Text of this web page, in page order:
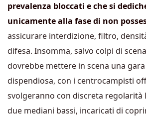
prevalenza bloccati e che si
unicamente alla fase di non
assicurare interdizione, filtro,
difesa. Insomma, salvo colpi di
dovrebbe mettere in scena una
dispendiosa, con i centrocampisti
svolgeranno con discreta regolarità
due mediani bassi, incaricati di